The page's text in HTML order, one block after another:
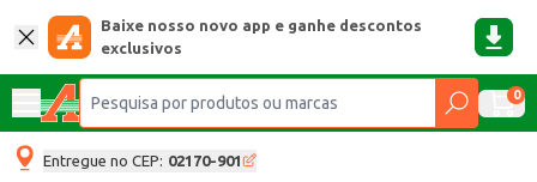
Baixe nosso novo app e ganhe descontos
exclusivos
0
Entregue no CEP: 02170-901